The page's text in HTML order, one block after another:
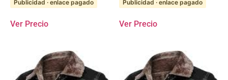
Publicidad · enlace pagado
Ver Precio
Publicidad · enlace pagado
Ver Precio